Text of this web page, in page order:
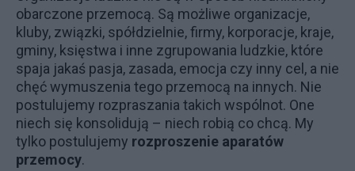
obarczone przemocą. Są możliwe organizacje,
kluby, związki, spółdzielnie, firmy, korporacje, kraje,
gminy, księstwa i inne zgrupowania ludzkie, które
spaja jakaś pasja, zasada, emocja czy inny cel, a nie
chęć wymuszenia tego przemocą na innych. Nie
postulujemy rozpraszania takich wspólnot. One
niech się konsolidują – niech robią co chcą. My
tylko postulujemy rozproszenie aparatów
przemocy.